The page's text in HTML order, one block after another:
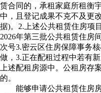
赁合同的，承租家庭所租衡
中，且登记成果不克不及更
据)。2.上述公共租赁住房项
2026年第三批公共租赁住房
次号3.密云区住房保障事务
做，3.正在配租过程中若有
上述配租房源中。公租房存
的。
能够申请公共租赁住房房